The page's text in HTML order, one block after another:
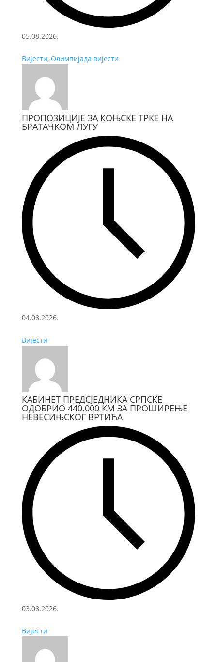
05.08.2026.
Вијести, Олимпијада вијести
ПРОПОЗИЦИЈЕ ЗА КОЊСКЕ ТРКЕ НА
БРАТАЧКОМ ЛУГУ
04.08.2026.
Вијести
КАБИНЕТ ПРЕДСЈЕДНИКА СРПСКЕ
ОДОБРИО 440.000 КМ ЗА ПРОШИРЕЊЕ
НЕВЕСИЊСКОГ ВРТИЋА
03.08.2026.
Вијести